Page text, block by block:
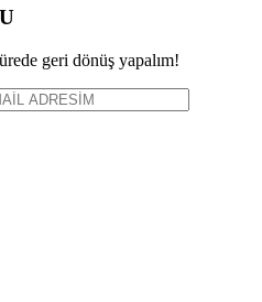
geri dönüş yapalım!